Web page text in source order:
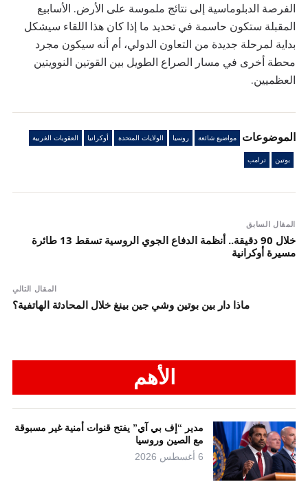
الفرصة الدبلوماسية إلى نتائج ملموسة على الأرض. الأسابيع
المقبلة ستكون حاسمة في تحديد ما إذا كان هذا اللقاء سيشكل
بداية لمرحلة جديدة من التعاون الدولي، أم أنه سيكون مجرد
محطة أخرى في مسار الصراع الطويل بين القوتين النوويتين
العظميين.
الموضوعات مواضيع شائعة روسيا الولايات المتحدة أوكرانيا العقوبات الغربية
بوتين ترامب
المقال السابق
خلال 90 دقيقة.. أنظمة الدفاع الجوي الروسية تسقط 13 طائرة
مسيرة أوكرانية
المقال التالي
ماذا دار بين بوتين وشي جين بينغ خلال المحادثة الهاتفية؟
الأهم
مدير “إف بي آي” يفتح قنوات أمنية غير مسبوقة
مع الصين وروسيا
6 أغسطس 2026